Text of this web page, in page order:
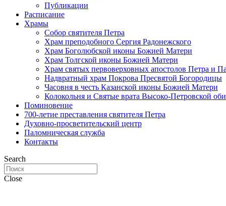
Публикации
Расписание
Храмы
Собор святителя Петра
Храм преподобного Сергия Радонежского
Храм Боголюбской иконы Божией Матери
Храм Толгской иконы Божией Матери
Храм святых первоверховных апостолов Петра и
Надвратный храм Покрова Пресвятой Богородицы
Часовня в честь Казанской иконы Божией Матери
Колокольня и Святые врата Высоко-Петровской
Поминовение
700-летие преставления святителя Петра
Духовно-просветительский центр
Паломническая служба
Контакты
Search
Close